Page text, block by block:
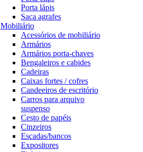
Porta lápis
Saca agrafes
Mobiliário
Acessórios de mobiliário
Armários
Armários porta-chaves
Bengaleiros e cabides
Cadeiras
Caixas fortes / cofres
Candeeiros de escritório
Carros para arquivo
suspenso
Cesto de papéis
Cinzeiros
Escadas/bancos
Expositores